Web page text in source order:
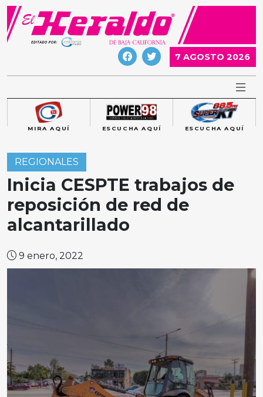
Skip
content
7 AGOSTO 2026
MIRA AQUÍ ESCUCHA AQUÍ ESCUCHA AQUÍ
REGIONALES
Inicia CESPTE trabajos de
reposición de red de
alcantarillado
9 enero, 2022